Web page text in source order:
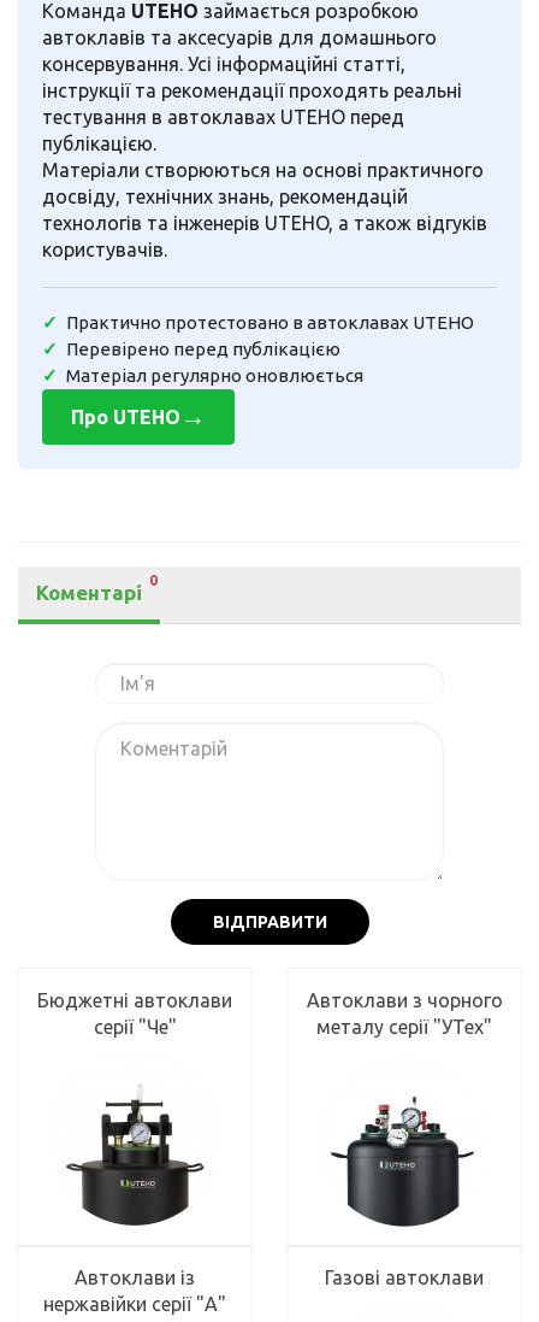
Команда UTEHO займається розробкою
автоклавів та аксесуарів для домашнього
консервування. Усі інформаційні статті,
інструкції та рекомендації проходять реальні
тестування в автоклавах UTEHO перед
публікацією.
Матеріали створюються на основі практичного
досвіду, технічних знань, рекомендацій
технологів та інженерів UTEHO, а також відгуків
користувачів.
Практично протестовано в автоклавах UTEHO
Перевірено перед публікацією
Матеріал регулярно оновлюється
Про UTEHO →
Коментарі
0
ВІДПРАВИТИ
Бюджетні автоклави
серії "Че"
Автоклави з чорного
металу серії "УТех"
Автоклави із
нержавійки серії "А"
Газові автоклави